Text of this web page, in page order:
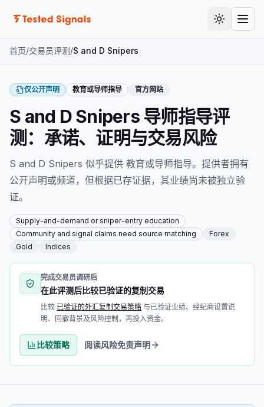
切换主题指南
首页/交易员评测/S and D Snipers
仅公开声明 教育或导师指导 官方网站
S and D Snipers 导师指导评
测：承诺、证明与交易风险
S and D Snipers 似乎提供 教育或导师指导。提供者拥有
公开声明或频道，但根据已存证据，其业绩尚未被独立验
证。
Supply-and-demand or sniper-entry education
Community and signal claims need source matching
Forex
Gold
Indices
完成交易员调研后
在此评测后比较已验证的复制交易
比较 已验证的外汇复制交易策略 与已验证业绩、经纪商设置说
明、回撤背景及风险控制，再投入资金。
比较策略 阅读风险免责声明